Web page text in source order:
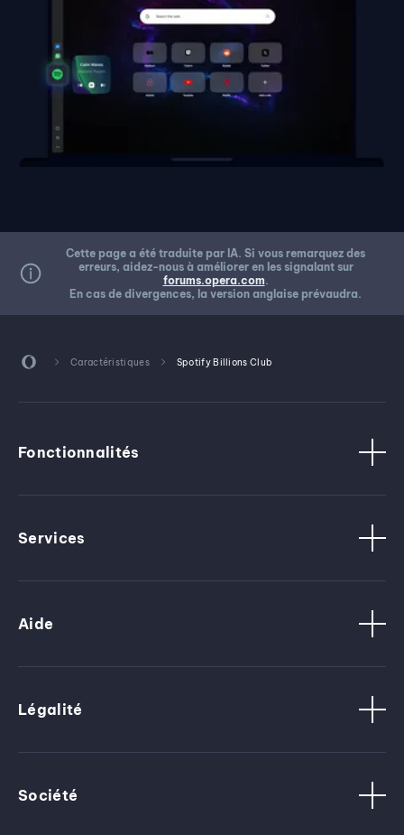
Cette page a été traduite par IA. Si vous remarquez des
erreurs, aidez-nous à améliorer en les signalant sur
forums.opera.com.
En cas de divergences, la version anglaise prévaudra.
Caractéristiques Spotify Billions Club
Fonctionnalités
Services
Aide
Légalité
Société